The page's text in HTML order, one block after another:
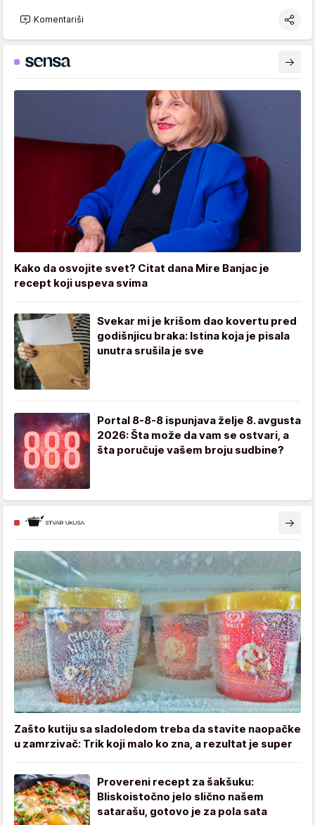
Komentariši
Kako da osvojite svet? Citat dana Mire Banjac je
recept koji uspeva svima
Svekar mi je krišom dao kovertu pred
godišnjicu braka: Istina koja je pisala
unutra srušila je sve
Portal 8-8-8 ispunjava želje 8. avgusta
2026: Šta može da vam se ostvari, a
šta poručuje vašem broju sudbine?
Zašto kutiju sa sladoledom treba da stavite naopačke
u zamrzivač: Trik koji malo ko zna, a rezultat je super
Provereni recept za šakšuku:
Bliskoistočno jelo slično našem
satarašu, gotovo je za pola sata